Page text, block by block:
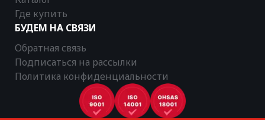
Где купить
БУДЕМ НА СВЯЗИ
Обратная связь
Подписаться на рассылки
Политика конфиденциальности